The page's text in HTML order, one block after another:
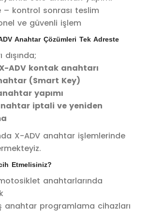
– kontrol sonrası teslim
ve güvenli işlem
Anahtar Çözümleri Tek Adreste
ADV kontak anahtarı
(Smart Key)
yapımı
iptali ve yeniden
X-ADV anahtar işlemlerinde
Etmelisiniz?
anahtarlarında
anahtar programlama cihazları